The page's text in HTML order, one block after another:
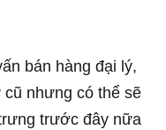
bán hàng đại lý,
nhưng có thể sẽ
trước đây nữa